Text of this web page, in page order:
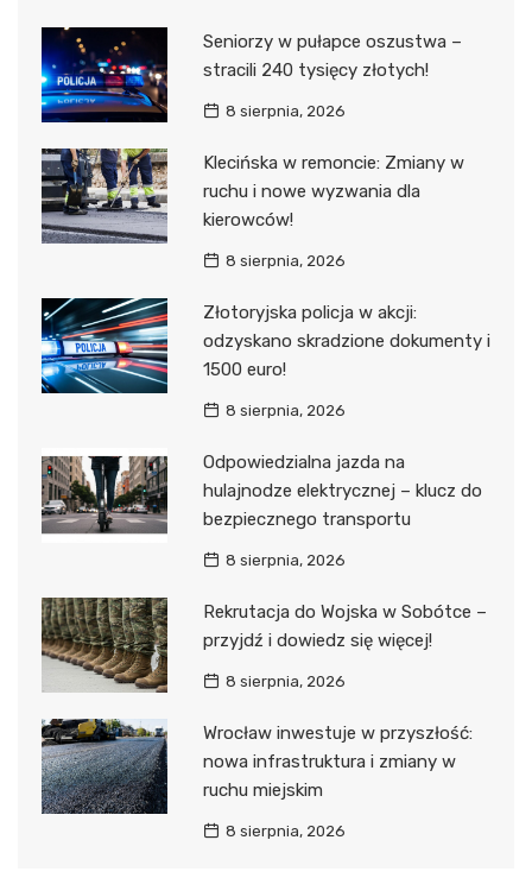
Seniorzy w pułapce oszustwa –
stracili 240 tysięcy złotych!
8 sierpnia, 2026
Klecińska w remoncie: Zmiany w
ruchu i nowe wyzwania dla
kierowców!
8 sierpnia, 2026
Złotoryjska policja w akcji:
odzyskano skradzione dokumenty i
1500 euro!
8 sierpnia, 2026
Odpowiedzialna jazda na
hulajnodze elektrycznej – klucz do
bezpiecznego transportu
8 sierpnia, 2026
Rekrutacja do Wojska w Sobótce –
przyjdź i dowiedz się więcej!
8 sierpnia, 2026
Wrocław inwestuje w przyszłość:
nowa infrastruktura i zmiany w
ruchu miejskim
8 sierpnia, 2026